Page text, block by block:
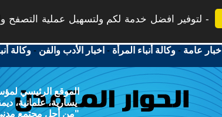
لتوفير افضل خدمة لكم ولتسهيل عملية التصفح
أخبار عامة -وكالة أنباء المرأة - اخبار الأدب والفن -وكالة
الموقع الرئيسي
يسارية، علمانية،
"من أجل مجتمع مدني